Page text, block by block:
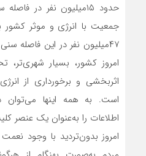
۴۷‌میلیون نفر در این فاصله
امروز کشور، بسیار شهری‌‌‌‌‌‌تر،
اثربخشی و برخورداری از
است. به همه اینها می‌توان
اطلاعات را به‌عنوان یک عنصر
امروز بدون‌تردید با وجود